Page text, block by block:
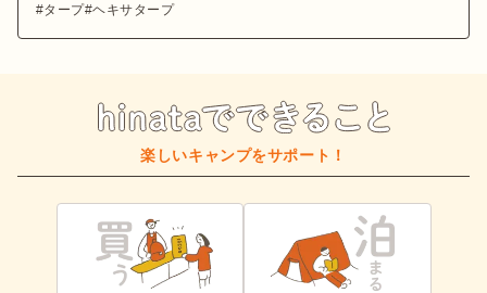
タープ ヘキサタープ
楽しいキャンプをサポート！